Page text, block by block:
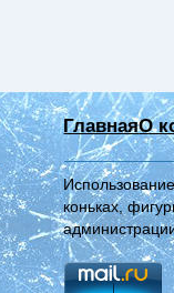
ГлавнаяО
коньках,